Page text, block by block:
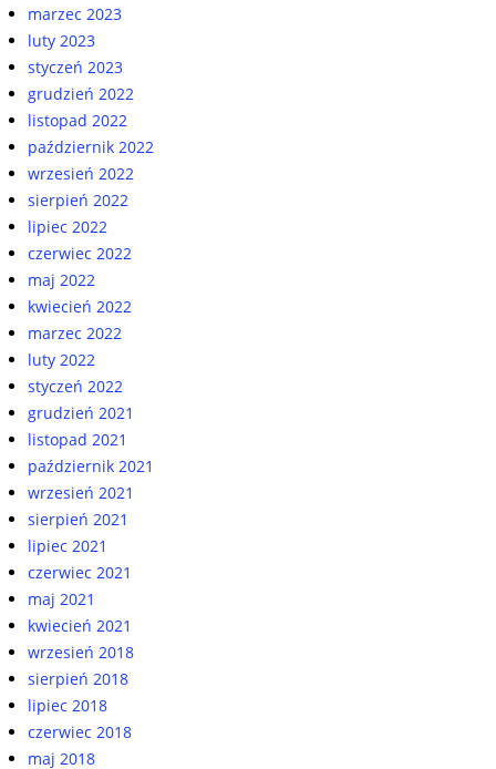
marzec 2023
luty 2023
styczeń 2023
grudzień 2022
listopad 2022
październik 2022
wrzesień 2022
sierpień 2022
lipiec 2022
czerwiec 2022
maj 2022
kwiecień 2022
marzec 2022
luty 2022
styczeń 2022
grudzień 2021
listopad 2021
październik 2021
wrzesień 2021
sierpień 2021
lipiec 2021
czerwiec 2021
maj 2021
kwiecień 2021
wrzesień 2018
sierpień 2018
lipiec 2018
czerwiec 2018
maj 2018